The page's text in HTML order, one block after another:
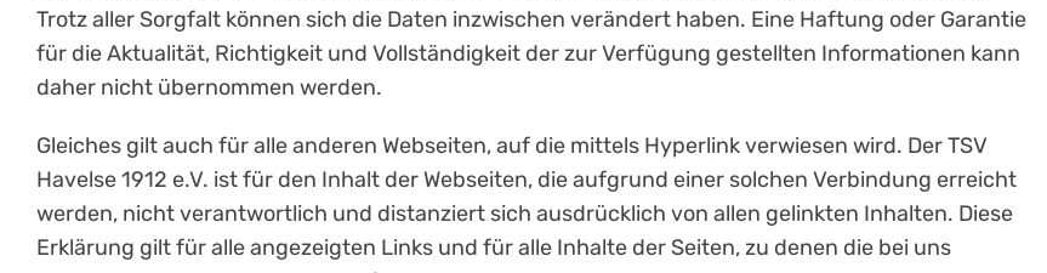
Trotz aller Sorgfalt können sich die Daten inzwischen verändert haben. Eine Haftung oder Garantie
für die Aktualität, Richtigkeit und Vollständigkeit der zur Verfügung gestellten Informationen kann
daher nicht übernommen werden.
Gleiches gilt auch für alle anderen Webseiten, auf die mittels Hyperlink verwiesen wird. Der TSV
Havelse 1912 e.V. ist für den Inhalt der Webseiten, die aufgrund einer solchen Verbindung erreicht
werden, nicht verantwortlich und distanziert sich ausdrücklich von allen gelinkten Inhalten. Diese
Erklärung gilt für alle angezeigten Links und für alle Inhalte der Seiten, zu denen die bei uns